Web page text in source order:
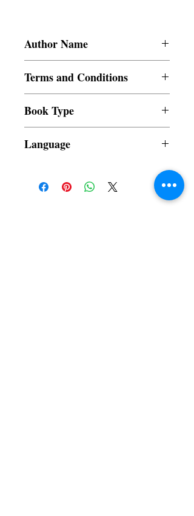
Author Name
Terms and Conditions
refundable
Book Type
Language